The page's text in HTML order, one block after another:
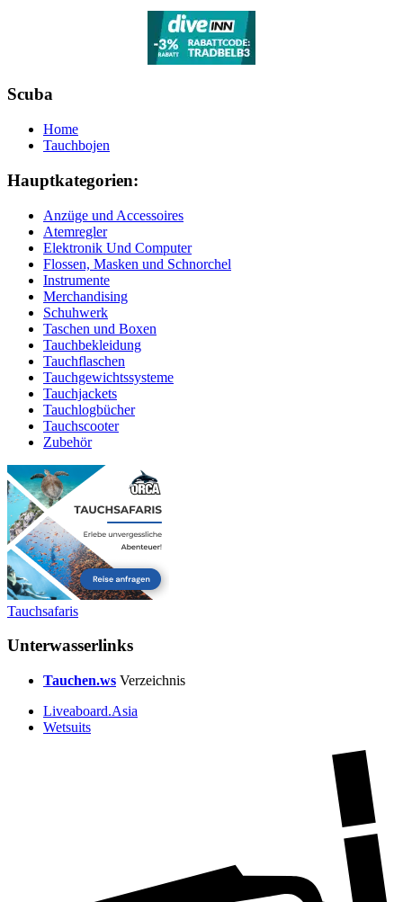
Scuba
Home
Tauchbojen
Hauptkategorien:
Anzüge und Accessoires
Atemregler
Elektronik Und Computer
Flossen, Masken und Schnorchel
Instrumente
Merchandising
Schuhwerk
Taschen und Boxen
Tauchbekleidung
Tauchflaschen
Tauchgewichtssysteme
Tauchjackets
Tauchlogbücher
Tauchscooter
Zubehör
Tauchsafaris
Unterwasserlinks
Tauchen.ws Verzeichnis
Liveaboard.Asia
Wetsuits